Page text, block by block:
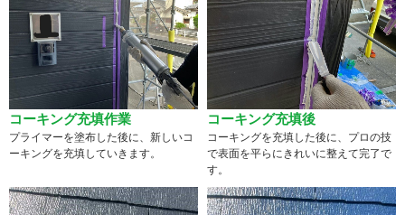
コーキング充填作業
プライマーを塗布した後に、新しいコ
ーキングを充填していきます。
コーキング充填後
コーキングを充填した後に、プロの技
で表面を平らにきれいに整えて完了で
す。